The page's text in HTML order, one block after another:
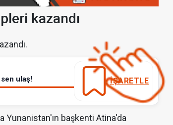
kazandı
ulaş! İŞARETLE
Yunanistan'ın başkenti Atina'da